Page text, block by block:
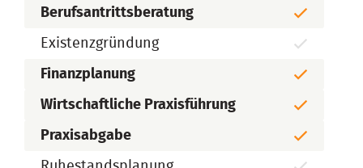
Berufsantrittsberatung
Existenzgründung
Finanzplanung
Wirtschaftliche Praxisführung
Praxisabgabe